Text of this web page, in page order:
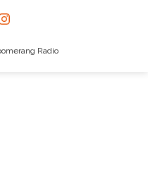
Radio